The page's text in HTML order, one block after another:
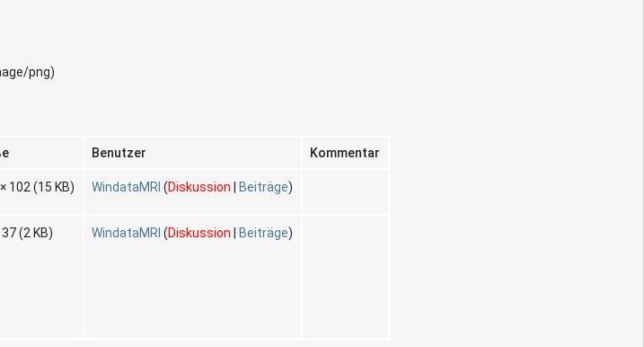
png)
Benutzer Kommentar
102(15 KB) WindataMRI (Diskussion Beiträge)
37(2 KB) WindataMRI (Diskussion Beiträge)